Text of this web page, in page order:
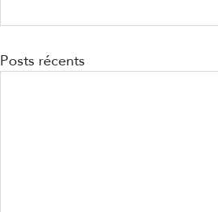
Posts récents